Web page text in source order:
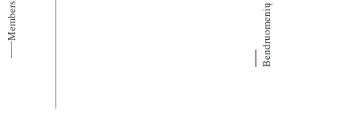
Members Bendruomenių